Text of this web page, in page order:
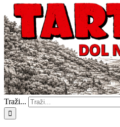
Traži...